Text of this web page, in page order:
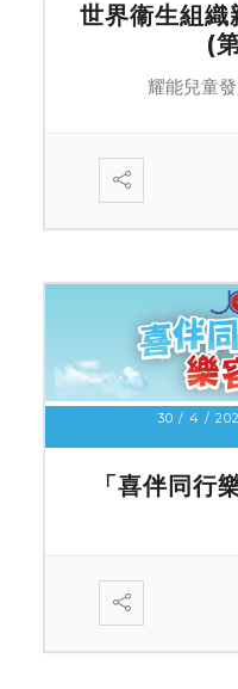
世界衞生組織
(
耀能兒童發
30 / 4 /
「喜伴同行